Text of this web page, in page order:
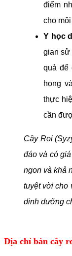
điểm
cho
Y học
gian sử
quả để
họng
thực
cần
Cây Roi
đáo và có
ngon và khả
tuyệt vời cho
dinh dưỡng
Địa chỉ bán cây